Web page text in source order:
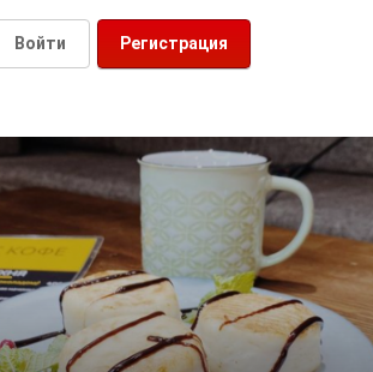
Регистрация
Войти